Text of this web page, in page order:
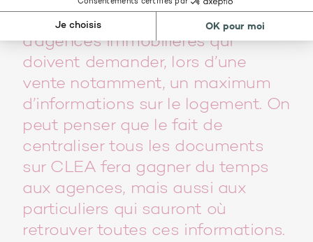
Avéo travaille avec un réseau
d’agences immobilières qui
doivent demander, lors d’une
vente notamment, un maximum
d’informations sur le logement. On
peut penser que le fait de
centraliser tous les documents
sur CLEA fera gagner du temps
aux agences, mais aussi aux
particuliers qui sauront où
retrouver toutes ces informations.